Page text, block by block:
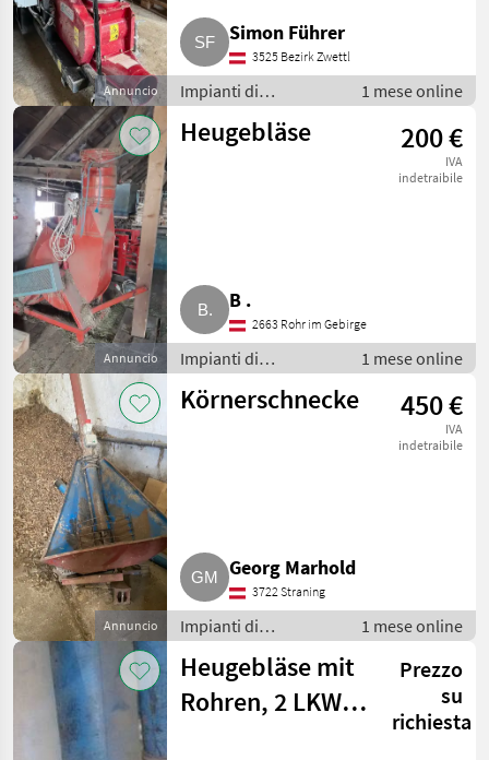
Annuncio
Simon Führer
3525 Bezirk Zwettl
Impianti di
movimentazione e
trasporto / Soffiatori
1 mese online
Annuncio
Heugebläse 200 €
IVA
indetraibile
B .
2663 Rohr im Gebirge
Impianti di
movimentazione e
trasporto / Soffiatori
1 mese online
Annuncio
Körnerschnecke 450 €
IVA
indetraibile
Georg Marhold
3722 Straning
Impianti di
movimentazione e
trasporto / Soffiatori
1 mese online
Heugebläse mit
Rohren, 2 LKW-
Prezzo
su
richiesta